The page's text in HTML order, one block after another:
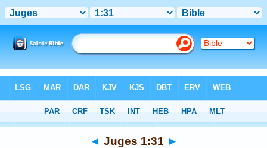
Chapitre 1> Verset 31
◄ Juges 1:31 ►